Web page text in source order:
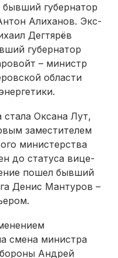
губернатор
Алиханов. Экс-
Дегтярёв
губернатор
– министр
области
Оксана Лут,
заместителем
министерства
до статуса вице-
пошел бывший
Денис Мантуров –
смена министра
Андрей